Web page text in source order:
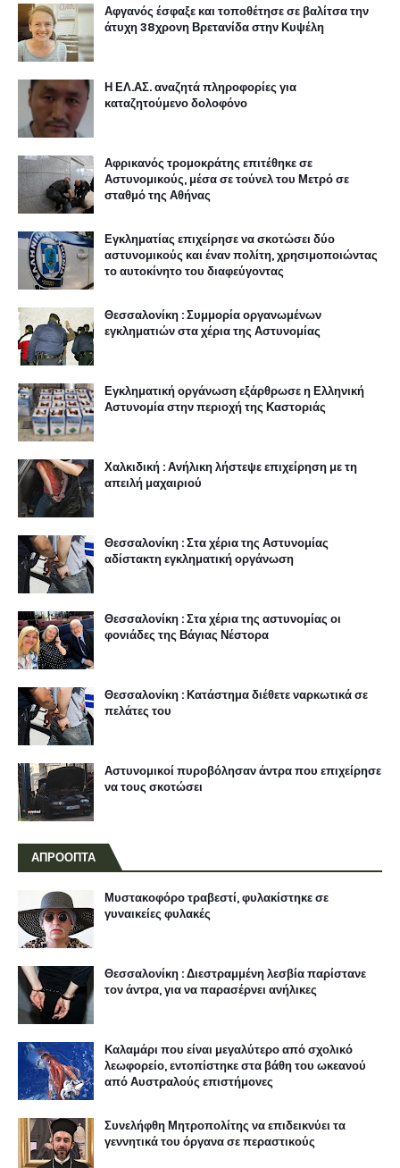
Αφγανός έσφαξε και τοποθέτησε σε βαλίτσα την
άτυχη 38χρονη Βρετανίδα στην Κυψέλη
Η ΕΛ.ΑΣ. αναζητά πληροφορίες για
καταζητούμενο δολοφόνο
Αφρικανός τρομοκράτης επιτέθηκε σε
Αστυνομικούς, μέσα σε τούνελ του Μετρό σε
σταθμό της Αθήνας
Εγκληματίας επιχείρησε να σκοτώσει δύο
αστυνομικούς και έναν πολίτη, χρησιμοποιώντας
το αυτοκίνητο του διαφεύγοντας
Θεσσαλονίκη : Συμμορία οργανωμένων
εγκληματιών στα χέρια της Αστυνομίας
Εγκληματική οργάνωση εξάρθρωσε η Ελληνική
Αστυνομία στην περιοχή της Καστοριάς
Χαλκιδική : Ανήλικη λήστεψε επιχείρηση με τη
απειλή μαχαιριού
Θεσσαλονίκη : Στα χέρια της Αστυνομίας
αδίστακτη εγκληματική οργάνωση
Θεσσαλονίκη : Στα χέρια της αστυνομίας οι
φονιάδες της Βάγιας Νέστορα
Θεσσαλονίκη : Κατάστημα διέθετε ναρκωτικά σε
πελάτες του
Αστυνομικοί πυροβόλησαν άντρα που επιχείρησε
να τους σκοτώσει
ΑΠΡΟΟΠΤΑ
Μυστακοφόρο τραβεστί, φυλακίστηκε σε
γυναικείες φυλακές
Θεσσαλονίκη : Διεστραμμένη λεσβία παρίστανε
τον άντρα, για να παρασέρνει ανήλικες
Καλαμάρι που είναι μεγαλύτερο από σχολικό
λεωφορείο, εντοπίστηκε στα βάθη του ωκεανού
από Αυστραλούς επιστήμονες
Συνελήφθη Μητροπολίτης να επιδεικνύει τα
γεννητικά του όργανα σε περαστικούς